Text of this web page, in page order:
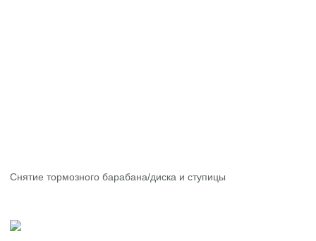
Снятие тормозного барабана/диска и ступицы